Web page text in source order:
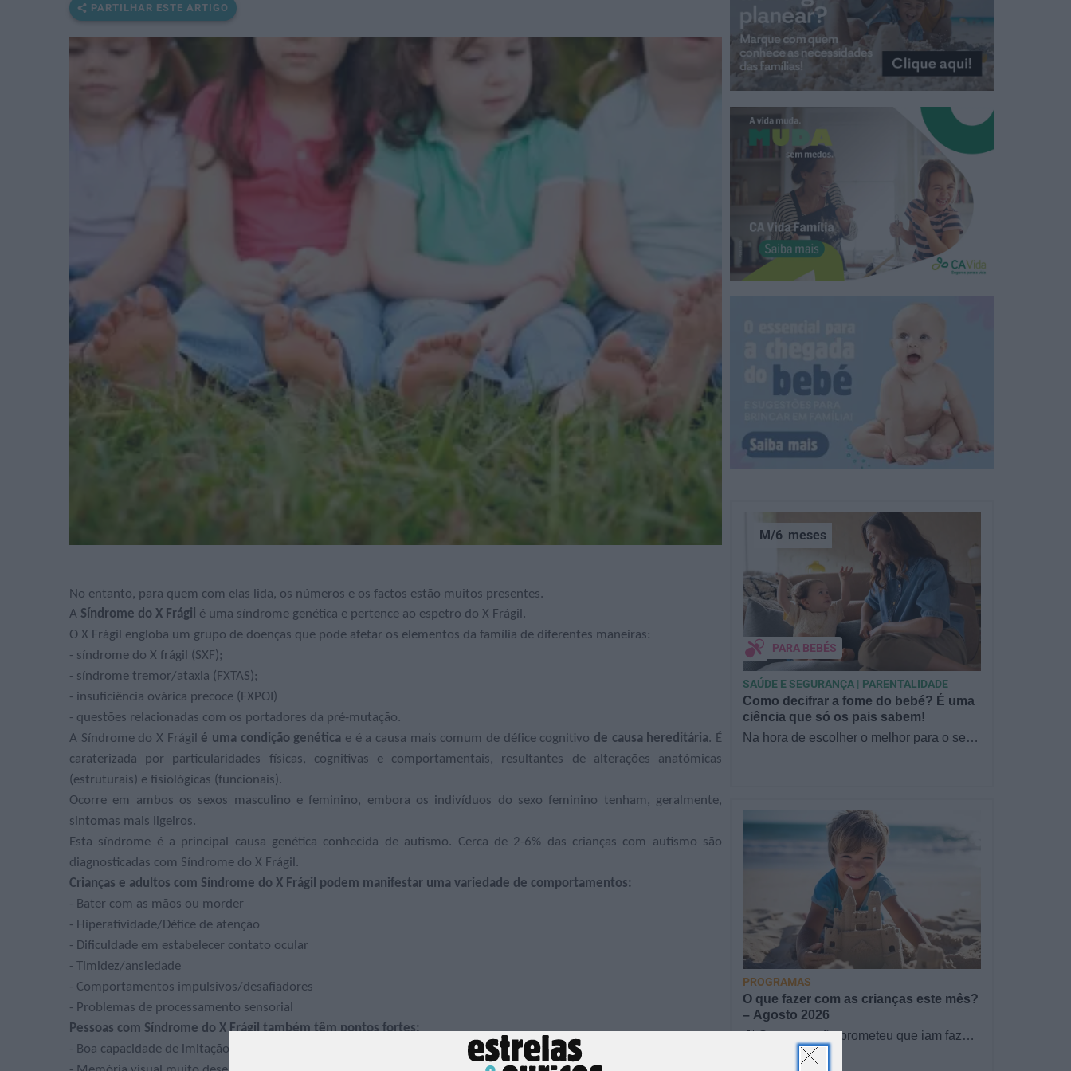
PARTILHAR ESTE ARTIGO
No entanto, para quem com elas lida, os números e os factos estão muitos presentes.
A Síndrome do X Frágil é uma síndrome genética e pertence ao espetro do X Frágil.
O X Frágil engloba um grupo de doenças que pode afetar os elementos da família de diferentes maneiras:
- síndrome do X frágil (SXF);
- síndrome tremor/ataxia (FXTAS);
- insuficiência ovárica precoce (FXPOI)
- questões relacionadas com os portadores da pré-mutação.
A Síndrome do X Frágil é uma condição genética e é a causa mais comum de défice cognitivo de causa hereditária. É
caraterizada por particularidades físicas, cognitivas e comportamentais, resultantes de alterações anatómicas
(estruturais) e fisiológicas (funcionais).
Ocorre em ambos os sexos masculino e feminino, embora os indivíduos do sexo feminino tenham, geralmente,
sintomas mais ligeiros.
Esta síndrome é a principal causa genética conhecida de autismo. Cerca de 2-6% das crianças com autismo são
diagnosticadas com Síndrome do X Frágil.
Crianças e adultos com Síndrome do X Frágil podem manifestar uma variedade de comportamentos:
- Bater com as mãos ou morder
- Hiperatividade/Défice de atenção
- Dificuldade em estabelecer contato ocular
- Timidez/ansiedade
- Comportamentos impulsivos/desafiadores
- Problemas de processamento sensorial
Pessoas com Síndrome do X Frágil também têm pontos fortes:
- Boa capacidade de imitação
Como decifrar a fome do bebé? É uma
ciência que só os pais sabem!
Na hora de escolher o melhor para o seu
M/6 meses
PARA BEBÉS
SAÚDE E SEGURANÇA | PARENTALIDADE
O que fazer com as crianças este mês?
– Agosto 2026
🍨 Se este verão prometeu que iam fazer
mais do que praia e gelados... este artigo
é para si. Há um eclipse do…
TODO O PAÍS
PROGRAMAS